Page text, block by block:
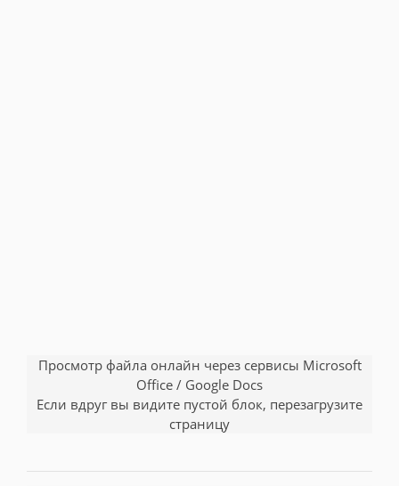
Просмотр файла онлайн через сервисы Microsoft
Office / Google Docs
Если вдруг вы видите пустой блок, перезагрузите
страницу